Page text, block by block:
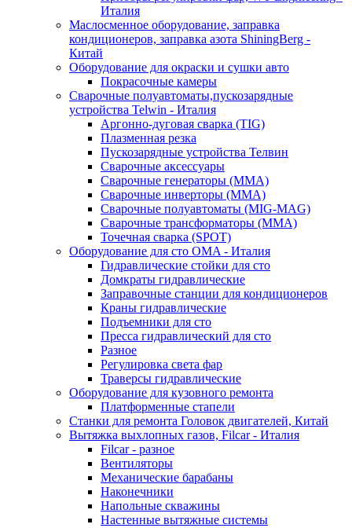
Италия
Маслосменное оборудование, заправка
кондиционеров, заправка азота ShiningBerg -
Китай
Оборудование для окраски и сушки авто
Покрасочные камеры
Сварочные полуавтоматы,пускозарядные
устройства Telwin - Италия
Аргонно-дуговая сварка (TIG)
Плазменная резка
Пускозарядные устройства Телвин
Сварочные аксессуары
Сварочные генераторы (MMA)
Сварочные инверторы (MMA)
Сварочные полуавтоматы (MIG-MAG)
Сварочные трансформаторы (MMA)
Точечная сварка (SPOT)
Оборудование для сто OMA - Италия
Гидравлические стойки для сто
Домкраты гидравлические
Заправочные станции для кондиционеров
Краны гидравлические
Подъемники для сто
Пресса гидравлический для сто
Разное
Регулировка света фар
Траверсы гидравлические
Оборудование для кузовного ремонта
Платформенные стапели
Станки для ремонта Головок двигателей, Китай
Вытяжка выхлопных газов, Filcar - Италия
Filcar - разное
Вентиляторы
Механические барабаны
Наконечники
Напольные скважины
Настенные вытяжные системы